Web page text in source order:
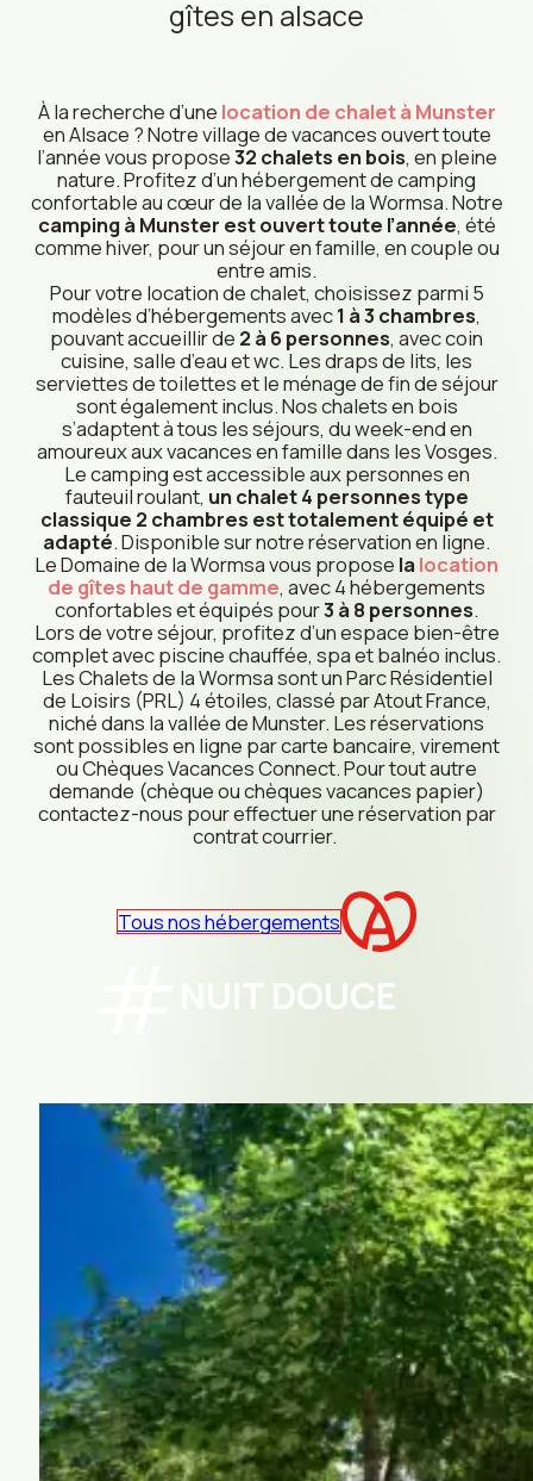
SÉJOURS DUO EN PLEINE NATURE
Profitez d’un séjour à deux au cœur de la vallée de la
Wormsa, dans un chalet confortable et ouvert toute
l’année. Entre calme, nature et proximité des sentiers
GR5, c’est l’endroit idéal pour se ressourcer. Piscine
chauffée, espace SPA, linge fourni et restaurant sur
place complètent votre expérience. Réservez
facilement, même à la dernière minute, et vivez une
pause détente dans un site paisible à taille humaine.
DÉCOUVRIR
Partager, explorer, se retrouver
Parfait pour les retrouvailles, les séjours entre amis ou
en famille élargie, notre domaine propose chalets et
gîtes jusqu’à 20 personnes grâce au Chalet Groupe
dédié. Profitez d’un cadre naturel, d’un restaurant sur
place et d’une piscine chauffée avec espace SPA. De
nombreuses activités, sentiers GR5 et services inclus
garantissent un séjour convivial et confortable.
L’endroit idéal pour se réunir, célébrer et profiter
ensemble en toute simplicité.
DÉCOUVRIR
Nature, effort et sensations
Idéal pour les amateurs de randonnée, trail, vélo ou ski,
le domaine offre un accès direct aux grands itinéraires
GR5, pistes VTT, lacs et stations de montagne. Après
l’effort, profitez de la piscine chauffée et de l’espace
SPA. Chalets confortables, linge fourni, restaurant sur
place et nombreuses infrastructures complètent votre
séjour. Que vous soyez coureur, cycliste ou passionné
d’aventure, vivez une expérience sportive inoubliable
en Alsace.
DÉCOUVRIR
gîtes en alsace
À la recherche d’une location de chalet à Munster
en Alsace ? Notre village de vacances ouvert toute
l’année vous propose32 chalets en bois, en pleine
nature. Profitez d’un hébergement de camping
confortable au cœur de la vallée de la Wormsa. Notre
camping à Munster est ouvert toute l’année, été
comme hiver, pour un séjour en famille, en couple ou
entre amis.
Pour votre location de chalet, choisissez parmi 5
modèles d’hébergements avec1 à 3 chambres,
pouvant accueillir de 2 à 6 personnes, avec coin
cuisine, salle d’eau et wc. Les draps de lits, les
serviettes de toilettes et le ménage de fin de séjour
sont également inclus. Nos chalets en bois
s’adaptent à tous les séjours, du week-end en
amoureux aux vacances en famille dans les Vosges.
Le camping est accessible aux personnes en
fauteuil roulant, un chalet 4 personnes type
classique 2 chambres est totalement équipé et
adapté. Disponible sur notre réservation en ligne.
Le Domaine de la Wormsa vous propose la location
de gîtes haut de gamme, avec 4 hébergements
confortables et équipés pour3 à 8 personnes.
Lors de votre séjour, profitez d’un espace bien-être
complet avec piscine chauffée, spa et balnéo inclus.
Les Chalets de la Wormsa sont un Parc Résidentiel
de Loisirs (PRL) 4 étoiles, classé par Atout France,
niché dans la vallée de Munster. Les réservations
sont possibles en ligne par carte bancaire, virement
ou Chèques Vacances Connect. Pour tout autre
demande (chèque ou chèques vacances papier)
contactez-nous pour effectuer une réservation par
contrat courrier.
Tous nos hébergements
NUIT DOUCE